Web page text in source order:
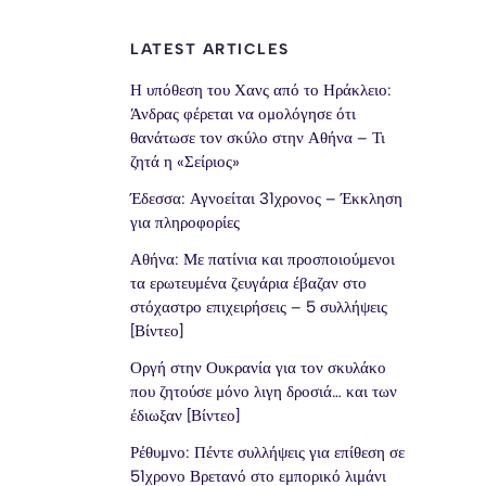
LATEST ARTICLES
Η υπόθεση του Χανς από το Ηράκλειο:
Άνδρας φέρεται να ομολόγησε ότι
θανάτωσε τον σκύλο στην Αθήνα – Τι
ζητά η «Σείριος»
Έδεσσα: Αγνοείται 31χρονος – Έκκληση
για πληροφορίες
Αθήνα: Με πατίνια και προσποιούμενοι
τα ερωτευμένα ζευγάρια έβαζαν στο
στόχαστρο επιχειρήσεις – 5 συλλήψεις
[Βίντεο]
Οργή στην Ουκρανία για τον σκυλάκο
που ζητούσε μόνο λιγη δροσιά… και των
έδιωξαν [Βίντεο]
Ρέθυμνο: Πέντε συλλήψεις για επίθεση σε
51χρονο Βρετανό στο εμπορικό λιμάνι